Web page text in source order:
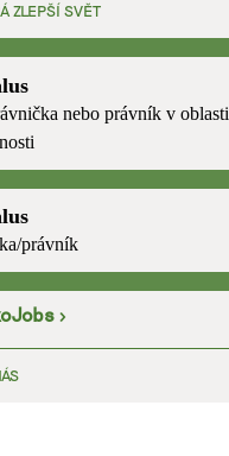
ZLEPŠÍ SVĚT
nebo právník v oblasti
právník
>